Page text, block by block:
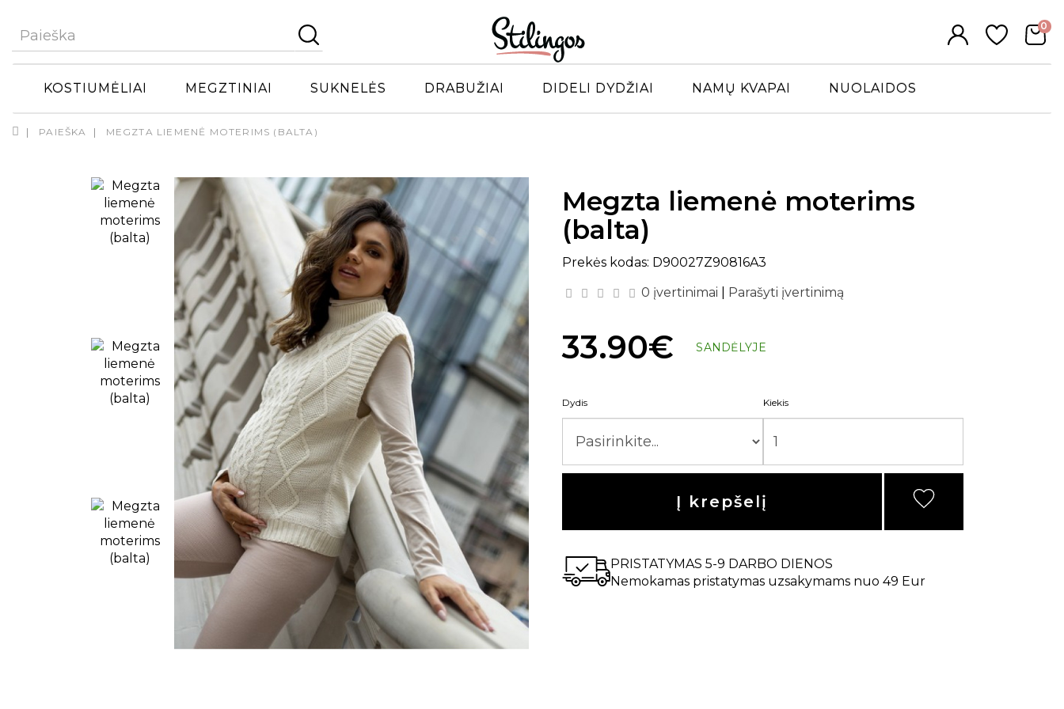
0
KOSTIUMĖLIAI MEGZTINIAI SUKNELĖS DRABUŽIAI DIDELI DYDŽIAI NAMŲ KVAPAI NUOLAIDOS
PAIEŠKA MEGZTA LIEMENĖ MOTERIMS (BALTA)
Megzta liemenė moterims
(balta)
Prekės kodas: D90027Z90816A3
0 įvertinimai
Parašyti įvertinimą
33.90€ SANDĖLYJE
Dydis Kiekis
Į krepšelį
PRISTATYMAS 5-9 DARBO DIENOS
Nemokamas pristatymas uzsakymams nuo 49 Eur